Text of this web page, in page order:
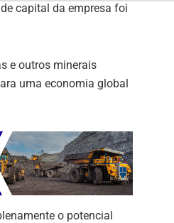
capital da empresa foi
e outros minerais
uma economia global
o potencial